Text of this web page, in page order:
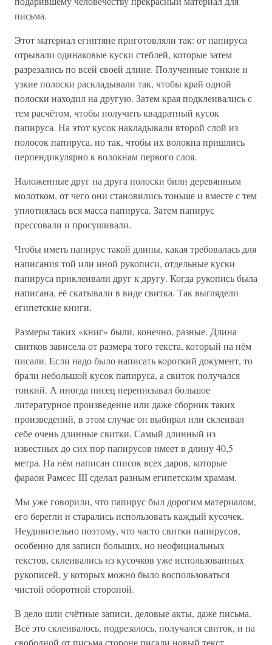
письма.
Этот материал египтяне приготовляли так: от папируса
отрывали одинаковые куски стеблей, которые затем
разрезались по всей своей длине. Полученные тонкие и
узкие полоски раскладывали так, чтобы край одной
полоски находил на другую. Затем края подклеивались с
тем расчётом, чтобы получить квадратный кусок
папируса. На этот кусок накладывали второй слой из
полосок папируса, но так, чтобы их волокна пришлись
перпендикулярно к волокнам первого слоя.
Наложенные друг на друга полоски били деревянным
молотком, от чего они становились тоньше и вместе с тем
уплотнялась вся масса папируса. Затем папирус
прессовали и просушивали.
Чтобы иметь папирус такой длины, какая требовалась для
написания той или иной рукописи, отдельные куски
папируса приклеивали друг к другу. Когда рукопись была
написана, её скатывали в виде свитка. Так выглядели
египетские книги.
Размеры таких «книг» были, конечно, разные. Длина
свитков зависела от размера того текста, который на нём
писали. Если надо было написать короткий документ, то
брали небольшой кусок папируса, а свиток получался
тонкий. А иногда писец переписывал большое
литературное произведение или даже сборник таких
произведений, в этом случае он выбирал или склеивал
себе очень длинные свитки. Самый длинный из
известных до сих пор папирусов имеет в длину 40,5
метра. На нём написан список всех даров, которые
фараон Рамсес III сделал разным египетским храмам.
Мы уже говорили, что папирус был дорогим материалом,
его берегли и старались использовать каждый кусочек.
Неудивительно поэтому, что часто свитки папирусов,
особенно для записи больших, но неофициальных
текстов, склеивались из кусочков уже использованных
рукописей, у которых можно было воспользоваться
чистой оборотной стороной.
В дело шли счётные записи, деловые акты, даже письма.
Всё это склеивалось, подрезалось, получался свиток, и на